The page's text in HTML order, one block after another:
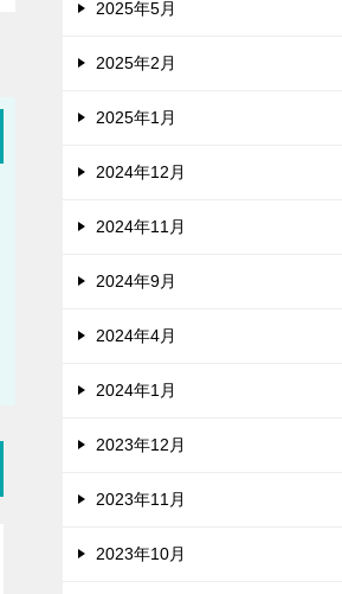
2025年5月
2025年2月
2025年1月
2024年12月
2024年11月
2024年9月
2024年4月
2024年1月
2023年12月
2023年11月
2023年10月